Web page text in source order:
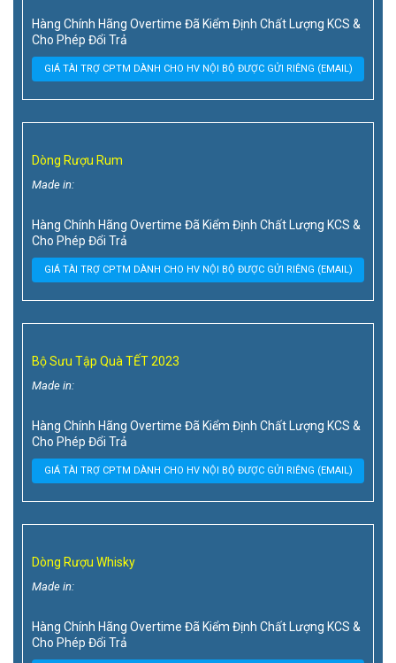
Hàng Chính Hãng Overtime Đã Kiểm Định Chất Lượng KCS &
Cho Phép Đổi Trả
GIÁ TÀI TRỢ CPTM DÀNH CHO HV NỘI BỘ ĐƯỢC GỬI RIÊNG (EMAIL)
Dòng Rượu Rum
Made in:
Hàng Chính Hãng Overtime Đã Kiểm Định Chất Lượng KCS &
Cho Phép Đổi Trả
GIÁ TÀI TRỢ CPTM DÀNH CHO HV NỘI BỘ ĐƯỢC GỬI RIÊNG (EMAIL)
Bộ Sưu Tập Quà TẾT 2023
Made in:
Hàng Chính Hãng Overtime Đã Kiểm Định Chất Lượng KCS &
Cho Phép Đổi Trả
GIÁ TÀI TRỢ CPTM DÀNH CHO HV NỘI BỘ ĐƯỢC GỬI RIÊNG (EMAIL)
Dòng Rượu Whisky
Made in:
Hàng Chính Hãng Overtime Đã Kiểm Định Chất Lượng KCS &
Cho Phép Đổi Trả